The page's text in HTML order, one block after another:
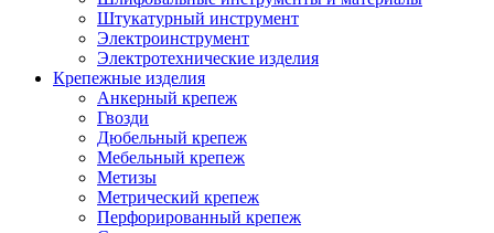
Штукатурный инструмент
Электроинструмент
Электротехнические изделия
Крепежные изделия
Анкерный крепеж
Гвозди
Дюбельный крепеж
Мебельный крепеж
Метизы
Метрический крепеж
Перфорированный крепеж